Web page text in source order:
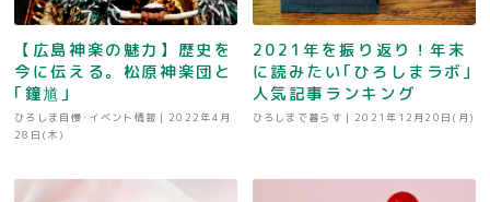
【広島神楽の魅力】歴史を
今に伝える。松原神楽団と
｢鐘馗｣
ひろしま自慢･イベント情報 | 2022年4月
28日(木)
2021年を振り返り！年末
に読みたい｢ひろしまラボ｣
人気記事ランキング
ひろしまで暮らす | 2021年12月20日(月)